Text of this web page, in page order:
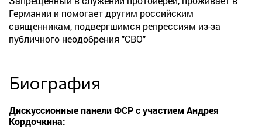
Германии и помогает другим российским
священникам, подвергшимся репрессиям из-за
публичного неодобрения "СВО"
Биография
Дискуссионные панели ФСР с участием Андрея
Кордочкина: